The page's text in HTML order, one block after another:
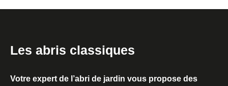
Les abris classiques
Votre expert de l’abri de jardin vous propose des